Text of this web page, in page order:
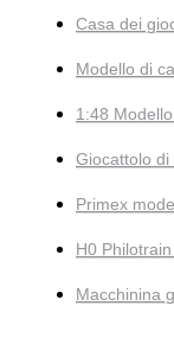
Casa dei
Modello di
1:48
Giocattolo di
Primex
H0
Macchinina